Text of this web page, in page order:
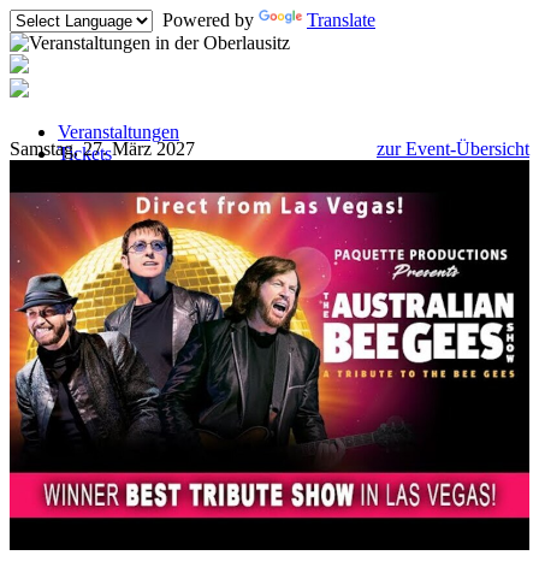
Powered by Translate
Veranstaltungen
Tickets
Kontakt
zur Event-Übersicht
Samstag, 27. März 2027